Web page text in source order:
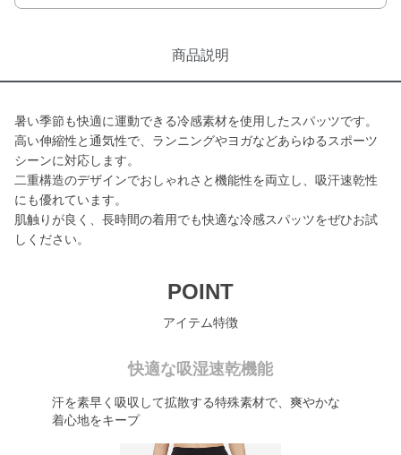
商品説明
暑い季節も快適に運動できる冷感素材を使用したスパッツです。
高い伸縮性と通気性で、ランニングやヨガなどあらゆるスポーツ
シーンに対応します。
二重構造のデザインでおしゃれさと機能性を両立し、吸汗速乾性
にも優れています。
肌触りが良く、長時間の着用でも快適な冷感スパッツをぜひお試
しください。
POINT
アイテム特徴
快適な吸湿速乾機能
汗を素早く吸収して拡散する特殊素材で、爽やかな
着心地をキープ